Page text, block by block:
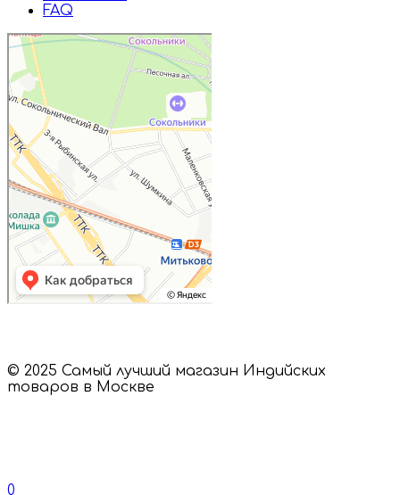
FAQ
Дружба
Пищевые ингредиенты и специи в
Москве
Магазин подарков и сувениров в
Москве
© 2025 Самый лучший магазин Индийских
товаров в Москве
0